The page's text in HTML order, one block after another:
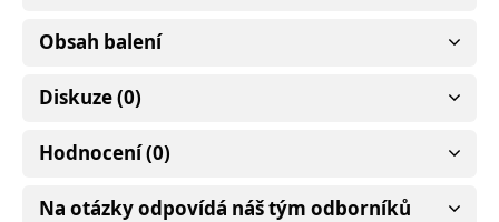
Obsah balení
Diskuze (0)
Hodnocení (0)
Na otázky odpovídá náš tým odborníků